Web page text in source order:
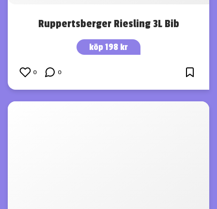
Ruppertsberger Riesling 3L Bib
köp 198 kr
0 0